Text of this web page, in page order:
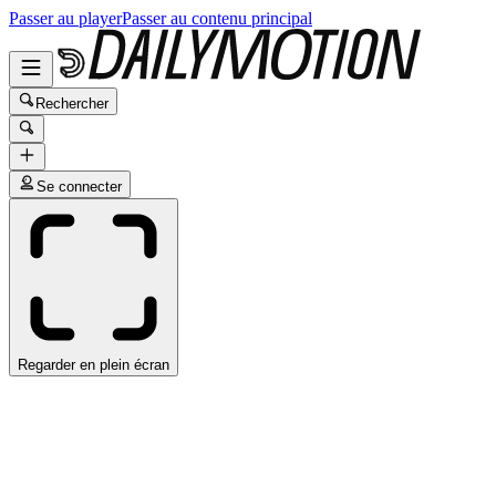
Passer au playerPasser au contenu principal
Rechercher
Se connecter
Regarder en plein écran